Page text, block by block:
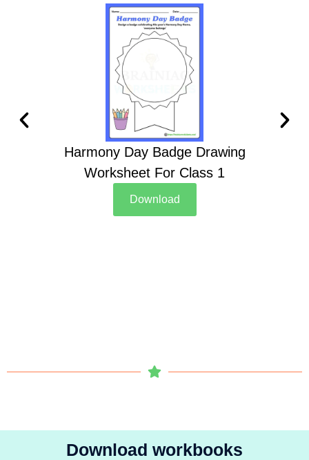
Harmony Day Badge Drawing
Worksheet For Class 1
Download
Download workbooks